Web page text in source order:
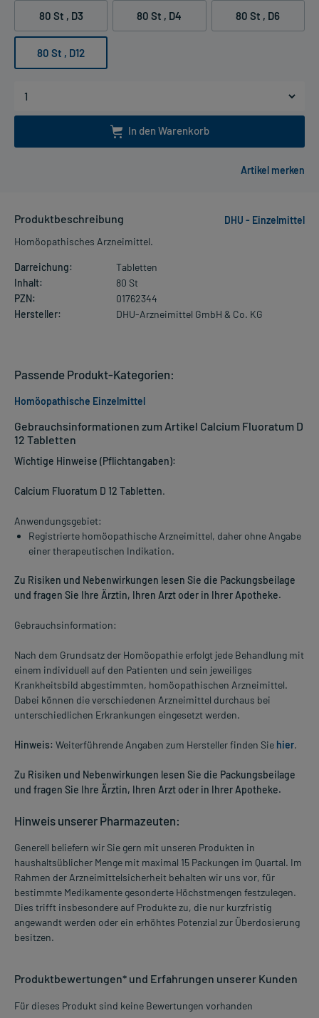
80 St , D3 80 St , D4 80 St , D6
80 St , D12
In den Warenkorb
Produktbeschreibung
DHU - Einzelmittel
Homöopathisches Arzneimittel.
Darreichung:
Tabletten
Inhalt:
80 St
PZN:
01762344
Hersteller:
DHU-Arzneimittel GmbH & Co. KG
Gebrauchsinformationen zum Artikel Calcium Fluoratum D
12 Tabletten
Wichtige Hinweise (Pflichtangaben):
Calcium Fluoratum D 12 Tabletten.
Anwendungsgebiet:
Registrierte homöopathische Arzneimittel, daher ohne Angabe
einer therapeutischen Indikation.
Zu Risiken und Nebenwirkungen lesen Sie die Packungsbeilage
und fragen Sie Ihre Ärztin, Ihren Arzt oder in Ihrer Apotheke.
Gebrauchsinformation:
Nach dem Grundsatz der Homöopathie erfolgt jede Behandlung mit
einem individuell auf den Patienten und sein jeweiliges
Krankheitsbild abgestimmten, homöopathischen Arzneimittel.
Dabei können die verschiedenen Arzneimittel durchaus bei
unterschiedlichen Erkrankungen eingesetzt werden.
Hinweis: Weiterführende Angaben zum Hersteller finden Sie hier.
Zu Risiken und Nebenwirkungen lesen Sie die Packungsbeilage
und fragen Sie Ihre Ärztin, Ihren Arzt oder in Ihrer Apotheke.
Hinweis unserer Pharmazeuten:
Generell beliefern wir Sie gern mit unseren Produkten in
haushaltsüblicher Menge mit maximal 15 Packungen im Quartal. Im
Rahmen der Arzneimittelsicherheit behalten wir uns vor, für
bestimmte Medikamente gesonderte Höchstmengen festzulegen.
Dies trifft insbesondere auf Produkte zu, die nur kurzfristig
angewandt werden oder ein erhöhtes Potenzial zur Überdosierung
besitzen.
Produktbewertungen* und Erfahrungen unserer Kunden
Für dieses Produkt sind keine Bewertungen vorhanden
Passende Produkt-Kategorien:
Homöopathische Einzelmittel